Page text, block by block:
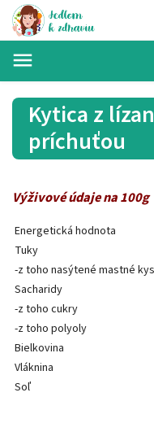
Kytica z
príchuťou
Výživové údaje na 100g
Energetická hodnota
Tuky
-z toho nasýtené mastné
Sacharidy
-z toho cukry
-z toho polyoly
Bielkovina
Vláknina
Soľ